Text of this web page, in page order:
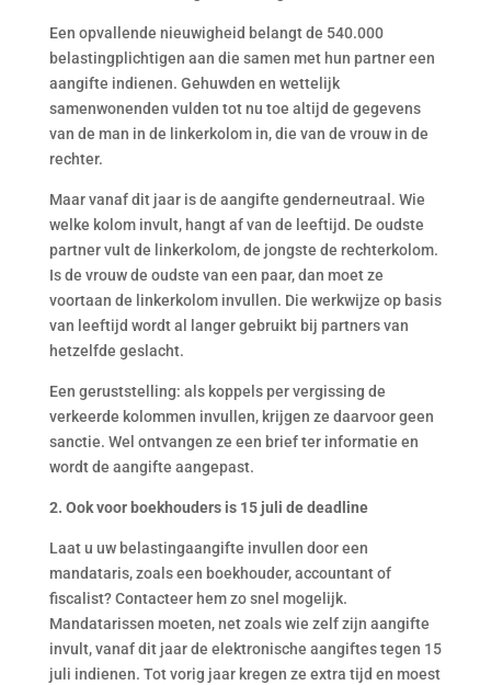
Een opvallende nieuwigheid belangt de 540.000
belastingplichtigen aan die samen met hun partner een
aangifte indienen. Gehuwden en wettelijk
samenwonenden vulden tot nu toe altijd de gegevens
van de man in de linkerkolom in, die van de vrouw in de
rechter.
Maar vanaf dit jaar is de aangifte genderneutraal. Wie
welke kolom invult, hangt af van de leeftijd. De oudste
partner vult de linkerkolom, de jongste de rechterkolom.
Is de vrouw de oudste van een paar, dan moet ze
voortaan de linkerkolom invullen. Die werkwijze op basis
van leeftijd wordt al langer gebruikt bij partners van
hetzelfde geslacht.
Een geruststelling: als koppels per vergissing de
verkeerde kolommen invullen, krijgen ze daarvoor geen
sanctie. Wel ontvangen ze een brief ter informatie en
wordt de aangifte aangepast.
2. Ook voor boekhouders is 15 juli de deadline
Laat u uw belastingaangifte invullen door een
mandataris, zoals een boekhouder, accountant of
fiscalist? Contacteer hem zo snel mogelijk.
Mandatarissen moeten, net zoals wie zelf zijn aangifte
invult, vanaf dit jaar de elektronische aangiftes tegen 15
juli indienen. Tot vorig jaar kregen ze extra tijd en moest